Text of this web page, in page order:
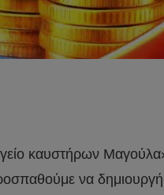
καυστήρων
να